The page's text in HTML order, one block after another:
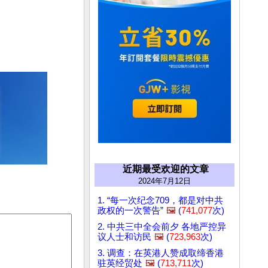
近期最受欢迎的文章
2024年7月12日
1. “每一次纪念709，都是对中共
政权的一次警告” 🖼️ (741,077次)
2. 中共三中全会前夕 各地严控异
议人士和访民 🖼️ (723,963次)
3. 调查：在英港人赞成取缔香港
驻英经贸处 🖼️ (713,711次)